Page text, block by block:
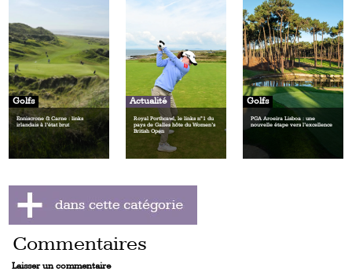
Golfs
Enniscrone & Carne : links
irlandais à l’état brut
Actualité
Royal Porthcawl, le links n°1 du
pays de Galles hôte du Women’s
British Open
Golfs
PGA Aroeira Lisboa : une
nouvelle étape vers l’excellence
Commentaires
Laisser un commentaire